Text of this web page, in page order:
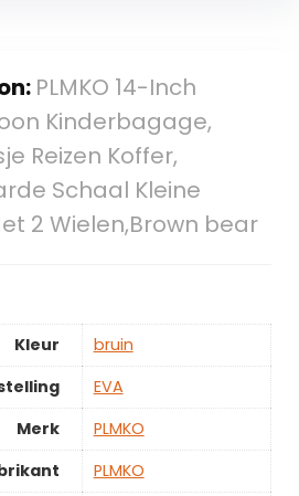
PLMKO 14-Inch
Kinderbagage,
Reizen Koffer,
Schaal Kleine
2 Wielen,Brown bear
Kleur
‎bruin
‎EVA
Merk
‎PLMKO
‎PLMKO